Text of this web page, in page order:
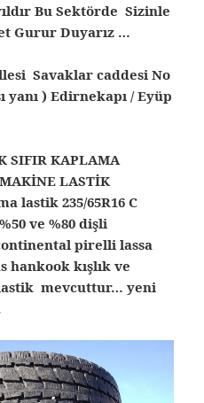
Bu Sektörde Sizinle
Gurur Duyarız …
Savaklar caddesi No
) Edirnekapı / Eyüp
SIFIR KAPLAMA
LASTİK
lastik 235/65R16 C
ve %80 dişli
pirelli lassa
hankook kışlık ve
mevcuttur… yeni